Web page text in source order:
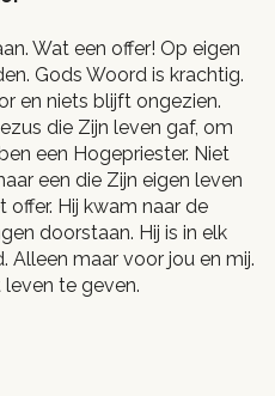
Wat een offer! Op eigen
Gods Woord is krachtig.
en niets blijft ongezien.
die Zijn leven gaf, om
een Hogepriester. Niet
een die Zijn eigen leven
Hij kwam naar de
doorstaan. Hij is in elk
maar voor jou en mij.
te geven.